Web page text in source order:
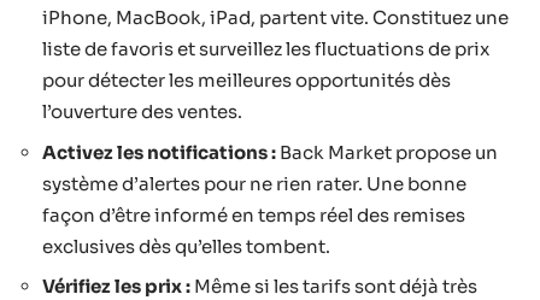
iPhone, MacBook, iPad, partent vite. Constituez une
liste de favoris et surveillez les fluctuations de prix
pour détecter les meilleures opportunités dès
l’ouverture des ventes.
Activez les notifications : Back Market propose un
système d’alertes pour ne rien rater. Une bonne
façon d’être informé en temps réel des remises
exclusives dès qu’elles tombent.
Vérifiez les prix : Même si les tarifs sont déjà très